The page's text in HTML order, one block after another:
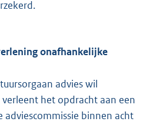
onafhankelijke
advies wil
het opdracht aan een
adviescommissie binnen acht